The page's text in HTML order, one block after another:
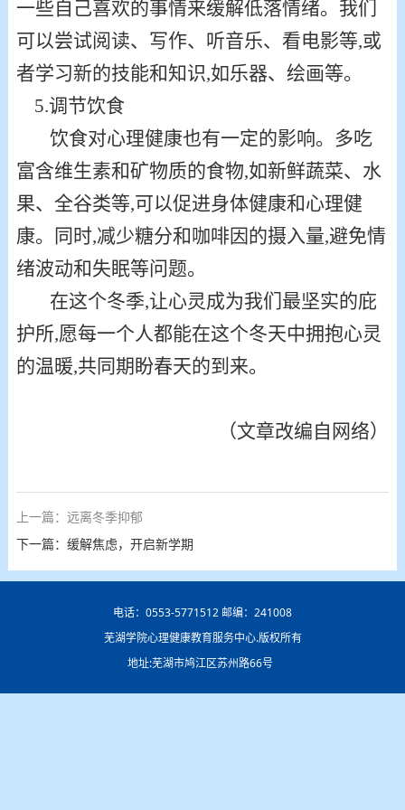
一些自己喜欢的事情来缓解低落情绪。我们
可以尝试阅读、写作、听音乐、看电影等,或
者学习新的技能和知识,如乐器、绘画等。
5.调节饮食
饮食对心理健康也有一定的影响。多吃
富含维生素和矿物质的食物,如新鲜蔬菜、水
果、全谷类等,可以促进身体健康和心理健
康。同时,减少糖分和咖啡因的摄入量,避免情
绪波动和失眠等问题。
在这个冬季,让心灵成为我们最坚实的庇
护所,愿每一个人都能在这个冬天中拥抱心灵
的温暖,共同期盼春天的到来。
（文章改编自网络）
上一篇：远离冬季抑郁
下一篇：缓解焦虑，开启新学期
电话：0553-5771512 邮编：241008
芜湖学院心理健康教育服务中心.版权所有
地址:芜湖市鸠江区苏州路66号